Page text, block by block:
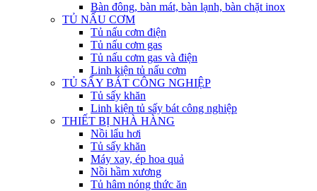
Bàn đông, bàn mát, bàn lạnh, bàn chặt inox
TỦ NẤU CƠM
Tủ nấu cơm điện
Tủ nấu cơm gas
Tủ nấu cơm gas và điện
Linh kiện tủ nấu cơm
TỦ SẤY BÁT CÔNG NGHIỆP
Tủ sấy khăn
Linh kiện tủ sấy bát công nghiệp
THIẾT BỊ NHÀ HÀNG
Nồi lẩu hơi
Tủ sấy khăn
Máy xay, ép hoa quả
Nồi hầm xương
Tủ hâm nóng thức ăn